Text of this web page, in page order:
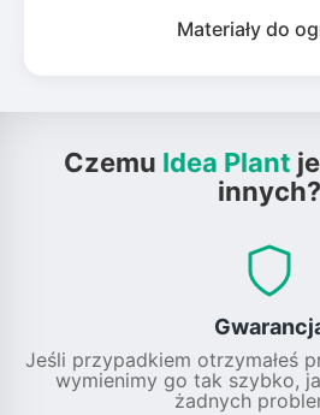
Materiały do
Czemu Idea Plant
innych?
Jeśli przypadkiem otrzymałeś
wymienimy go tak szybko,
żadnych